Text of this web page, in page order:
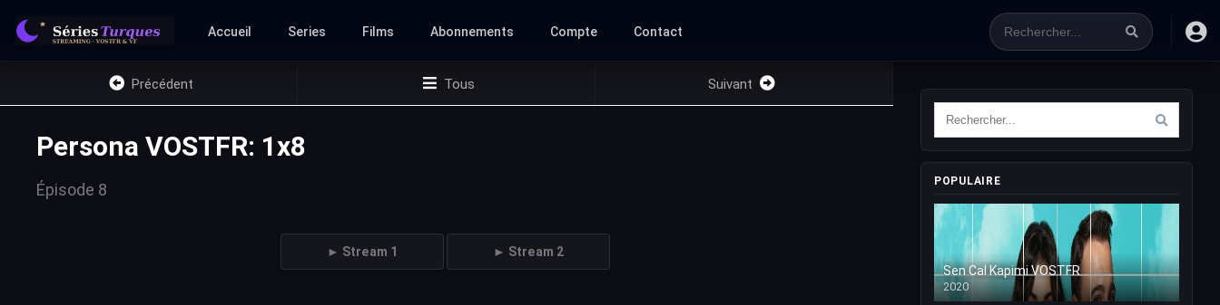
Accueil Series Films Abonnements Compte Contact
Précédent Tous Suivant
Persona VOSTFR: 1x8
Épisode 8
► Stream 1 ► Stream 2
POPULAIRE
Sen Cal Kapimi VOSTFR
2020